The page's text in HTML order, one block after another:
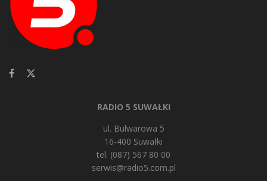
RADIO 5 SUWAŁKI
ul. Bulwarowa 5
16-400 Suwałki
tel. (087) 567 80 00
serwis@radio5.com.pl